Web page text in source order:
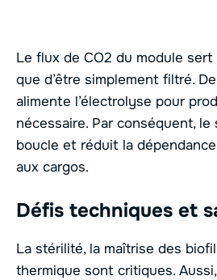
Le flux de CO2 du module
que d’être simplement filtré.
alimente l’électrolyse pour
nécessaire. Par conséquent,
boucle et réduit la
aux cargos.
Défis techniques et
La stérilité, la maîtrise des
thermique sont critiques.